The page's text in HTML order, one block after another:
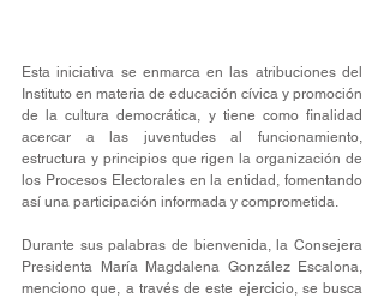
Esta iniciativa se enmarca en las atribuciones del
Instituto en materia de educación cívica y promoción
de la cultura democrática, y tiene como finalidad
acercar a las juventudes al funcionamiento,
estructura y principios que rigen la organización de
los Procesos Electorales en la entidad, fomentando
así una participación informada y comprometida.
Durante sus palabras de bienvenida, la Consejera
Presidenta María Magdalena González Escalona,
menciono que, a través de este ejercicio, se busca